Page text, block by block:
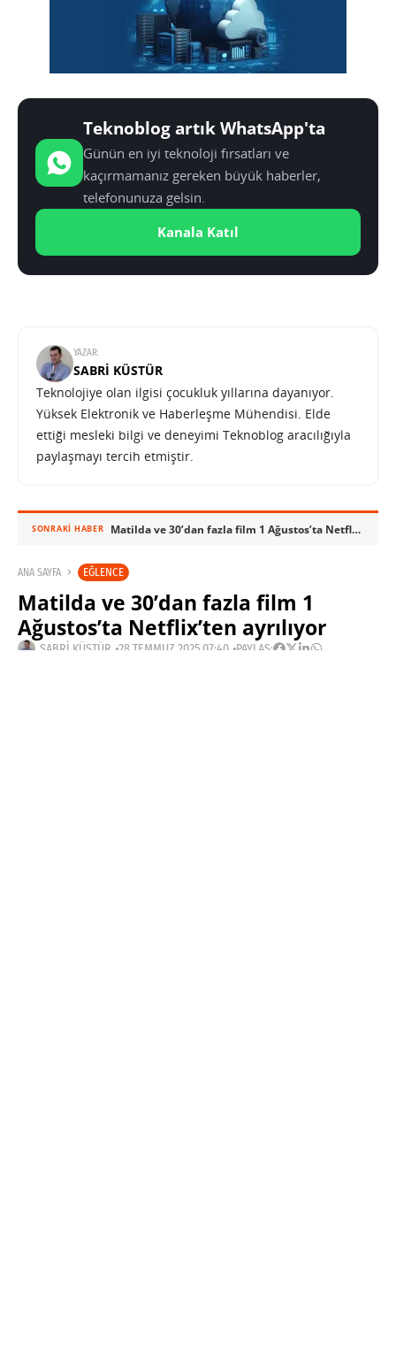
Teknoblog artık WhatsApp'ta
Günün en iyi teknoloji fırsatları ve
kaçırmamanız gereken büyük haberler,
telefonunuza gelsin.
Kanala Katıl
YAZAR:
SABRI KÜSTÜR
Teknolojiye olan ilgisi çocukluk yıllarına dayanıyor.
Yüksek Elektronik ve Haberleşme Mühendisi. Elde
ettiği mesleki bilgi ve deneyimi Teknoblog aracılığıyla
paylaşmayı tercih etmiştir.
SONRAKI HABER Matilda ve 30’dan fazla film 1 Ağustos’ta Netflix’ten ayrılıyor
ANA SAYFA EĞLENCE
Matilda ve 30’dan fazla film 1
Ağustos’ta Netflix’ten ayrılıyor
SABRI KÜSTÜR 28 TEMMUZ 2025 07:40 PAYLAŞ: